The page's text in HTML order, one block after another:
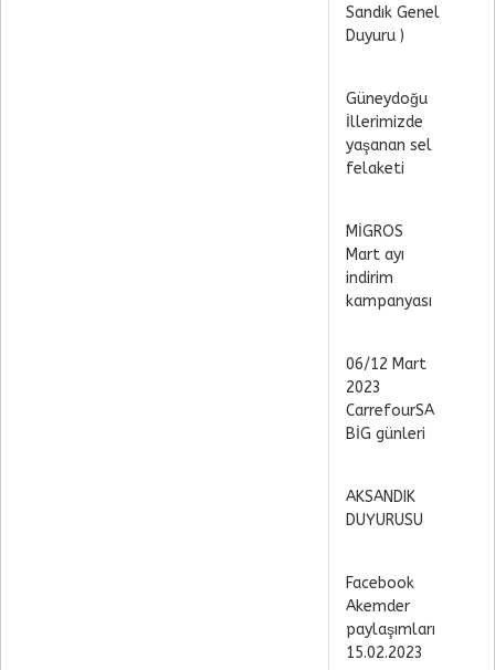
Sandık Genel
Duyuru )
Güneydoğu
İllerimizde
yaşanan sel
felaketi
MİGROS
Mart ayı
indirim
kampanyası
06/12 Mart
2023
CarrefourSA
BİG günleri
AKSANDIK
DUYURUSU
Facebook
Akemder
paylaşımları
15.02.2023